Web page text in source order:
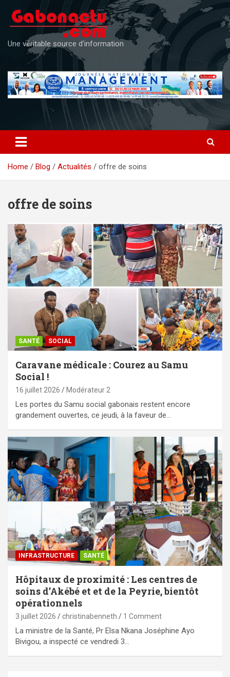
content
Une véritable source d'information
Home Blog Actualités offre de soins
offre de soins
SANTÉ SOCIAL
Caravane médicale : Courez au Samu
Social !
16 juillet 2026 Modérateur 2
Les portes du Samu social gabonais restent encore
grandement ouvertes, ce jeudi, à la faveur de…
⁠INFRASTRUCTURE SANTÉ
Hôpitaux de proximité : Les centres de
soins d’Akébé et et de la Peyrie, bientôt
opérationnels
3 juillet 2026 christinabenneth 1 Comment
La ministre de la Santé, Pr Elsa Nkana Joséphine Ayo
Bivigou, a inspecté ce vendredi 3…